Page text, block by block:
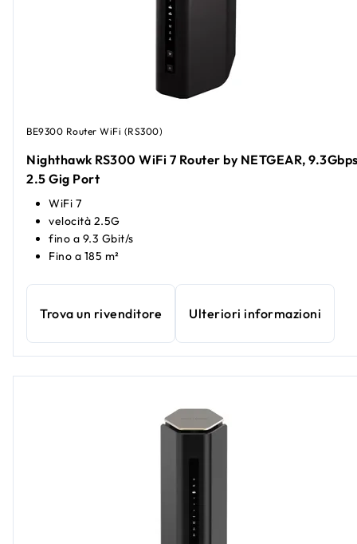
BE9300 Router WiFi (RS300)
Nighthawk RS300 WiFi 7 Router by NETGEAR,
2.5 Gig Port
WiFi 7
velocità 2.5G
fino a 9.3 Gbit/s
Fino a 185 m²
Trova un rivenditore Ulteriori informazioni